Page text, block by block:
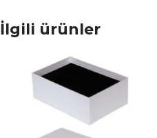
İlgili ürünler